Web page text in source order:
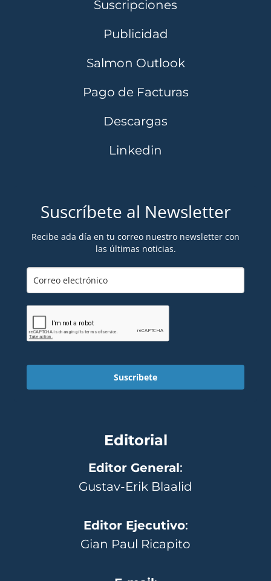
Suscripciones
Publicidad
Salmon Outlook
Pago de Facturas
Descargas
Linkedin
Suscríbete al Newsletter
Recibe ada día en tu correo nuestro newsletter con
las últimas noticias.
Suscríbete
Editorial
Editor General:
Gustav-Erik Blaalid
Editor Ejecutivo:
Gian Paul Ricapito